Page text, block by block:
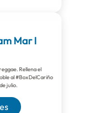
Mar I
Rellena el
al #BoxDelCariño
julio.